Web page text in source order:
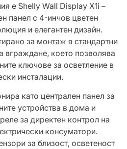
е Shelly Wall Display X1i –
панел с 4-инчов цветен
и елегантен дизайн.
за монтаж в стандартни
вграждане, което позволява
ключове за осветление в
инсталации.
като централен панел за
устройства в дома и
за директен контрол на
консуматори.
за близост, осветеност